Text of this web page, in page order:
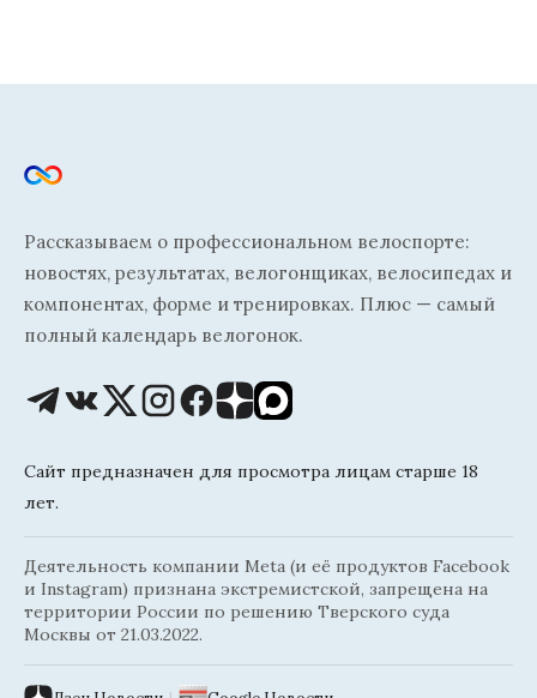
Рассказываем о профессиональном велоспорте:
новостях, результатах, велогонщиках, велосипедах и
компонентах, форме и тренировках. Плюс — самый
полный календарь велогонок.
Сайт предназначен для просмотра лицам старше 18
лет.
Деятельность компании Meta (и её продуктов Facebook
и Instagram) признана экстремистской, запрещена на
территории России по решению Тверского суда
Москвы от 21.03.2022.